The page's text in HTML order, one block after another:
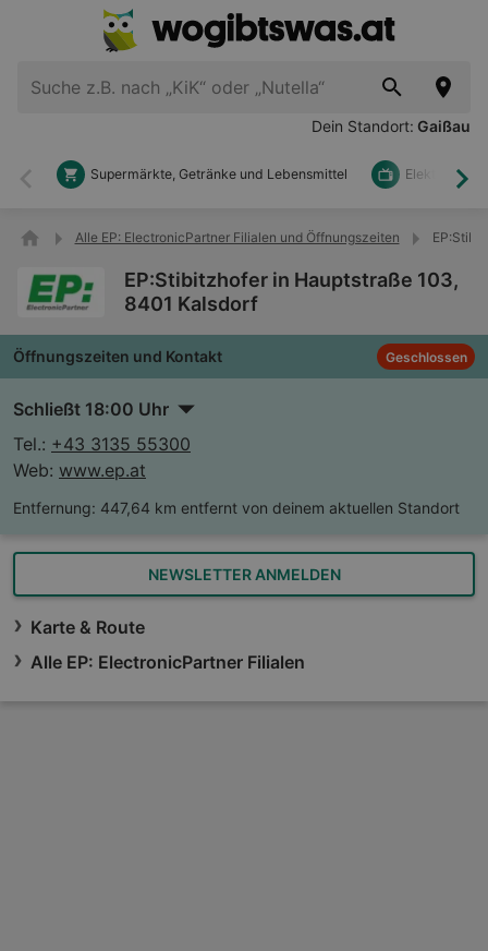
Dein Standort: Gaißau
Zurück
Supermärkte, Getränke und Lebensmittel Elektronik
Alle EP: ElectronicPartner Filialen und Öffnungszeiten
EP:Stibitzhofer in Hauptstraße 103,
8401 Kalsdorf
Öffnungszeiten und Kontakt Geschlossen
Schließt 18:00 Uhr
Tel.: +43 3135 55300
Web: www.ep.at
Entfernung: 447,64 km entfernt von deinem aktuellen Standort
NEWSLETTER ANMELDEN
Karte & Route
Alle EP: ElectronicPartner Filialen